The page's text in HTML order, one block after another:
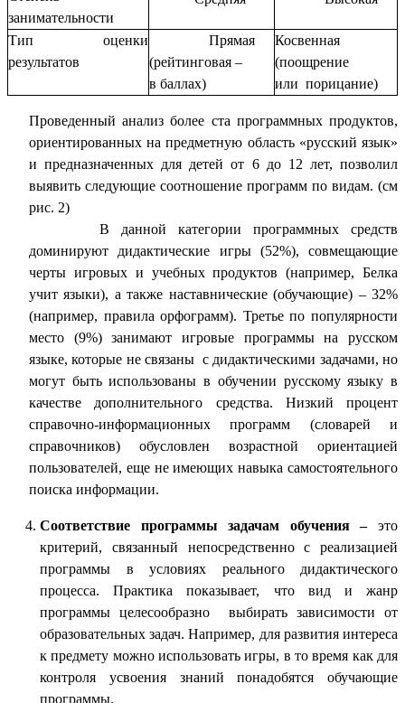
занимательности
Тип оценки
результатов
Прямая
(рейтинговая –
в баллах)
Косвенная
(поощрение
или порицание)
Проведенный анализ более ста программных продуктов,
ориентированных на предметную область «русский язык»
и предназначенных для детей от 6 до 12 лет, позволил
выявить следующие соотношение программ по видам. (см
рис. 2)
В данной категории программных средств
доминируют дидактические игры (52%), совмещающие
черты игровых и учебных продуктов (например, Белка
учит языки), а также наставнические (обучающие) – 32%
(например, правила орфограмм). Третье по популярности
место (9%) занимают игровые программы на русском
языке, которые не связаны с дидактическими задачами, но
могут быть использованы в обучении русскому языку в
качестве дополнительного средства. Низкий процент
справочно-информационных программ (словарей и
справочников) обусловлен возрастной ориентацией
пользователей, еще не имеющих навыка самостоятельного
поиска информации.
Соответствие программы задачам обучения – это
критерий, связанный непосредственно с реализацией
программы в условиях реального дидактического
процесса. Практика показывает, что вид и жанр
программы целесообразно выбирать зависимости от
образовательных задач. Например, для развития интереса
к предмету можно использовать игры, в то время как для
контроля усвоения знаний понадобятся обучающие
программы.